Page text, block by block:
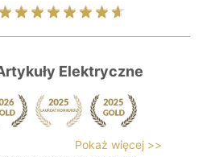
Elektryczne
Pokaż więcej >>